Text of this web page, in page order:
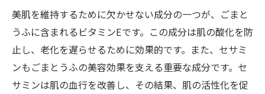
美肌を維持するために欠かせない成分の一つが、ごまと
うふに含まれるビタミンEです。この成分は肌の酸化を防
止し、老化を遅らせるために効果的です。また、セサミ
ンもごまとうふの美容効果を支える重要な成分です。セ
サミンは肌の血行を改善し、その結果、肌の活性化を促